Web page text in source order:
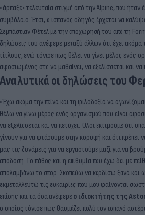
«άρπαξε» τελευταία στιγμή από την Alpine, που ήταν
συμβόλαιο. Έτσι, ο ισπανός οδηγός έρχεται να
Σεμπάστιαν Φέτελ με την αποχώρησή του από τη
δηλώσεις του ανέφερε μεταξύ άλλων ότι έχει ακόμα
τίτλους, ενώ τόνισε πως θέλει να γίνει μέλος ενός
αφοσιωμένος στο να μαθαίνει, να εξελίσσεται και να
Αναλυτικά οι δηλώσεις του
«Έχω ακόμα την πείνα και τη φιλοδοξία να
θέλω να γίνω μέρος ενός οργανισμού που είναι
να εξελίσσεται και να πετύχει. Όλοι εκτιμούμε ότι
γίνουν για να φτάσουμε στην κορυφή και ότι πρέπει
μας τις δυνάμεις για να εργαστούμε μαζί για να
απόδοση. Το πάθος και η επιθυμία που έχω δει με
απολαμβάνω το σπορ. Σκοπεύω να κερδίσω ξανά και
εκμεταλλευτώ τις ευκαιρίες που μου φαίνονται
επίσης και τα όσα ανέφερε ο ιδιοκτήτης της
ο οποίος τόνισε πως θαυμάζει πολύ τον ισπανό